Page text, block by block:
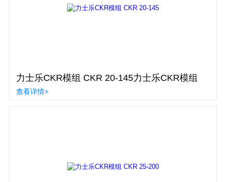
力士乐CKR模组 CKR 20-145力士乐CKR模组
查看详情>